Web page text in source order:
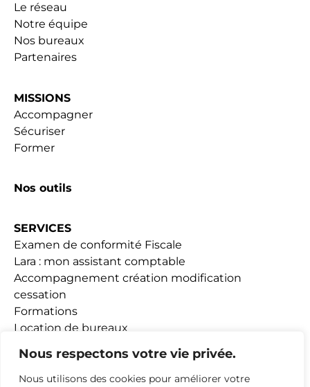
Nous respectons votre vie privée.
Nous utilisons des cookies pour améliorer votre
Le réseau
Notre équipe
Nos bureaux
Partenaires
MISSIONS
Accompagner
Sécuriser
Former
Nos outils
SERVICES
Examen de conformité Fiscale
Lara : mon assistant comptable
Accompagnement création modification
cessation
Formations
Location de bureaux